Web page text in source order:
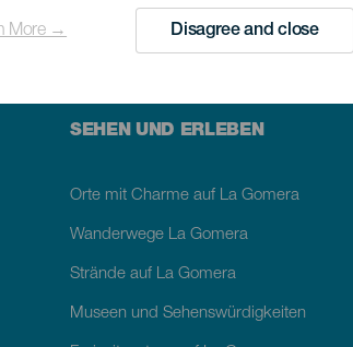
More → Disagree and close
SEHEN UND ERLEBEN
Orte mit Charme auf La Gomera
Wanderwege La Gomera
Strände auf La Gomera
Museen und Sehenswürdigkeiten